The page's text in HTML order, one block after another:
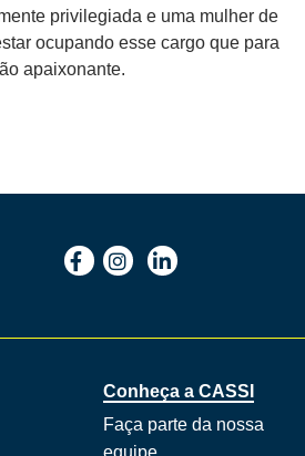
privilegiada e uma mulher de
ocupando esse cargo que para
apaixonante.
Conheça a CASSI
Faça parte da nossa
equipe